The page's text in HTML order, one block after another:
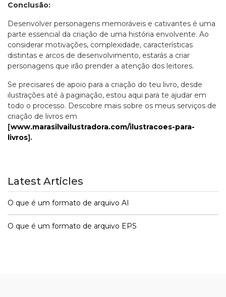
Conclusão:
Desenvolver personagens memoráveis e cativantes é uma
parte essencial da criação de uma história envolvente. Ao
considerar motivações, complexidade, características
distintas e arcos de desenvolvimento, estarás a criar
personagens que irão prender a atenção dos leitores.
Se precisares de apoio para a criação do teu livro, desde
ilustrações até à paginação, estou aqui para te ajudar em
todo o processo. Descobre mais sobre os meus serviços de
criação de livros em
[www.marasilvailustradora.com/ilustracoes-para-
livros].
Latest Articles
O que é um formato de arquivo AI
O que é um formato de arquivo EPS